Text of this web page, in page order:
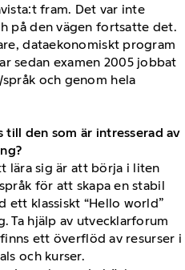
fram. Det var inte
på den vägen fortsatte det.
dataekonomiskt program
sedan examen 2005 jobbat
och genom hela
till den som är intresserad av
lära sig är att börja i liten
för att skapa en stabil
ett klassiskt “Hello world”
Ta hjälp av utvecklarforum
ett överflöd av resurser i
och kurser.